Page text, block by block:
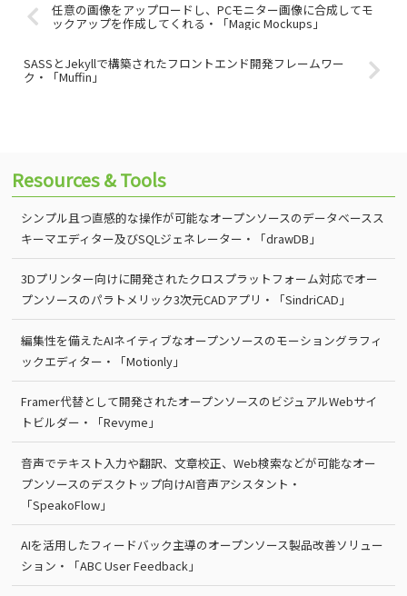
任意の画像をアップロードし、PCモニター画像に合成してモ
ックアップを作成してくれる・「Magic Mockups」
SASSとJekyllで構築されたフロントエンド開発フレームワー
ク・「Muffin」
Resources & Tools
シンプル且つ直感的な操作が可能なオープンソースのデータベースス
キーマエディター及びSQLジェネレーター・「drawDB」
3Dプリンター向けに開発されたクロスプラットフォーム対応でオー
プンソースのパラトメリック3次元CADアプリ・「SindriCAD」
編集性を備えたAIネイティブなオープンソースのモーショングラフィ
ックエディター・「Motionly」
Framer代替として開発されたオープンソースのビジュアルWebサイ
トビルダー・「Revyme」
音声でテキスト入力や翻訳、文章校正、Web検索などが可能なオー
プンソースのデスクトップ向けAI音声アシスタント・
「SpeakoFlow」
AIを活用したフィードバック主導のオープンソース製品改善ソリュー
ション・「ABC User Feedback」